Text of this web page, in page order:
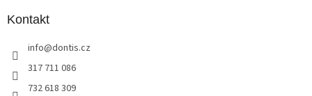
Kontakt
info@dontis.cz
317 711 086
732 618 309